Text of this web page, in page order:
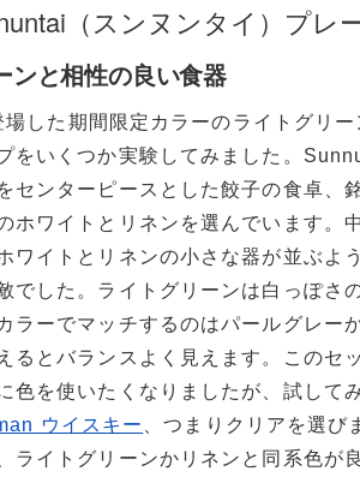
（スンヌンタイ）プレ
ンと相性の良い食器
した期間限定カラーのライトグリ
をいくつか実験してみました。
センターピースとした餃子の食卓、
ホワイトとリネンを選んでいます。
ワイトとリネンの小さな器が並ぶよ
でした。ライトグリーンは白っぽさ
ラーでマッチするのはパールグレー
るとバランスよく見えます。このセ
色を使いたくなりましたが、試して
ウイスキー
、つまりクリアを選
ライトグリーンかリネンと同系色が